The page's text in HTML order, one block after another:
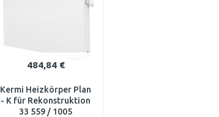
484,84 €
Kermi Heizkörper Plan
- K für Rekonstruktion
33 559 / 1005